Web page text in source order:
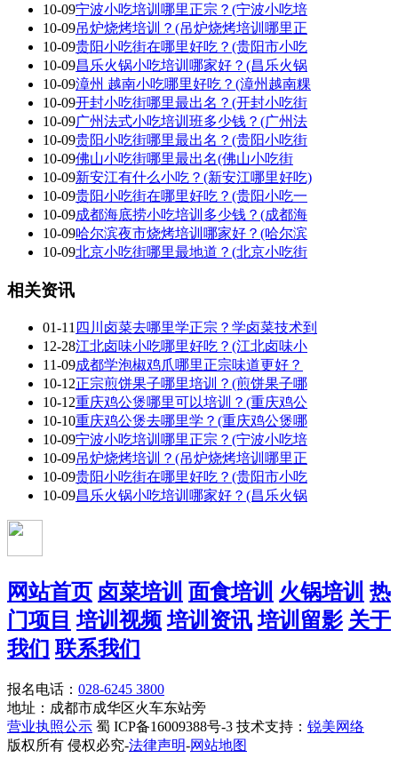
10-09宁波小吃培训哪里正宗？(宁波小吃培
10-09吊炉烧烤培训？(吊炉烧烤培训哪里正
10-09贵阳小吃街在哪里好吃？(贵阳市小吃
10-09昌乐火锅小吃培训哪家好？(昌乐火锅
10-09漳州 越南小吃哪里好吃？(漳州越南粿
10-09开封小吃街哪里最出名？(开封小吃街
10-09广州法式小吃培训班多少钱？(广州法
10-09贵阳小吃街哪里最出名？(贵阳小吃街
10-09佛山小吃街哪里最出名(佛山小吃街
10-09新安江有什么小吃？(新安江哪里好吃)
10-09贵阳小吃街在哪里好吃？(贵阳小吃一
10-09成都海底捞小吃培训多少钱？(成都海
10-09哈尔滨夜市烧烤培训哪家好？(哈尔滨
10-09北京小吃街哪里最地道？(北京小吃街
相关资讯
01-11 四川卤菜去哪里学正宗？学卤菜技术到
12-28江北卤味小吃哪里好吃？(江北卤味小
11-09成都学泡椒鸡爪哪里正宗味道更好？
10-12正宗煎饼果子哪里培训？(煎饼果子哪
10-12重庆鸡公煲哪里可以培训？(重庆鸡公
10-10重庆鸡公煲去哪里学？(重庆鸡公煲哪
10-09宁波小吃培训哪里正宗？(宁波小吃培
10-09吊炉烧烤培训？(吊炉烧烤培训哪里正
10-09贵阳小吃街在哪里好吃？(贵阳市小吃
10-09昌乐火锅小吃培训哪家好？(昌乐火锅
网站首页 卤菜培训 面食培训 火锅培训 热
门项目 培训视频 培训资讯 培训留影 关于
我们 联系我们
报名电话： 028-6245 3800
地址：成都市成华区火车东站旁
营业执照公示 蜀 ICP备16009388号-3 技术支持： 锐美网络
版权所有 侵权必究-法律声明-网站地图